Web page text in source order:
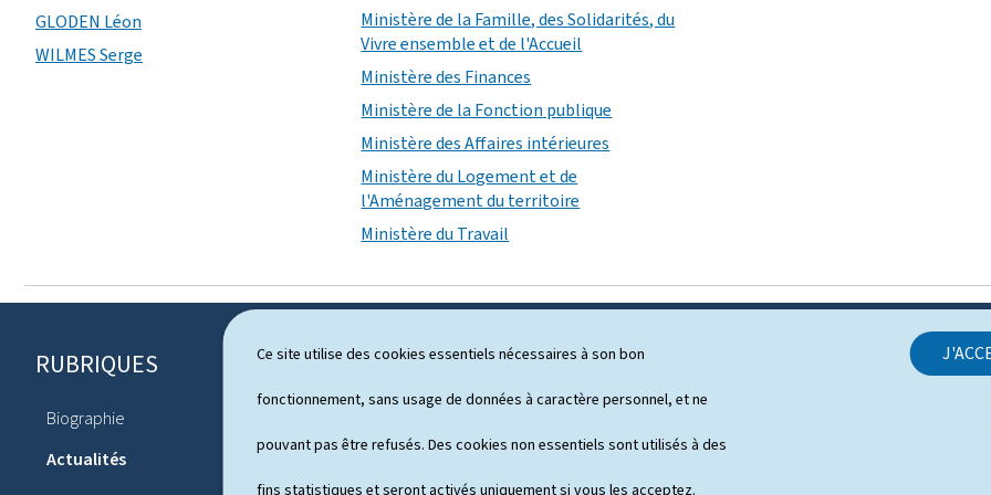
Ce site utilise des cookies essentiels nécessaires à son bon
fonctionnement, sans usage de données à caractère personnel, et ne
pouvant pas être refusés. Des cookies non essentiels sont utilisés à des
fins statistiques et seront activés uniquement si vous les acceptez.
GLODEN Léon
WILMES Serge
Ministère de la Famille, des Solidarités, du
Vivre ensemble et de l'Accueil
Ministère des Finances
Ministère de la Fonction publique
Ministère des Affaires intérieures
Ministère du Logement et de
l'Aménagement du territoire
Ministère du Travail
PRUBRIQUES
Biographie
Actualités